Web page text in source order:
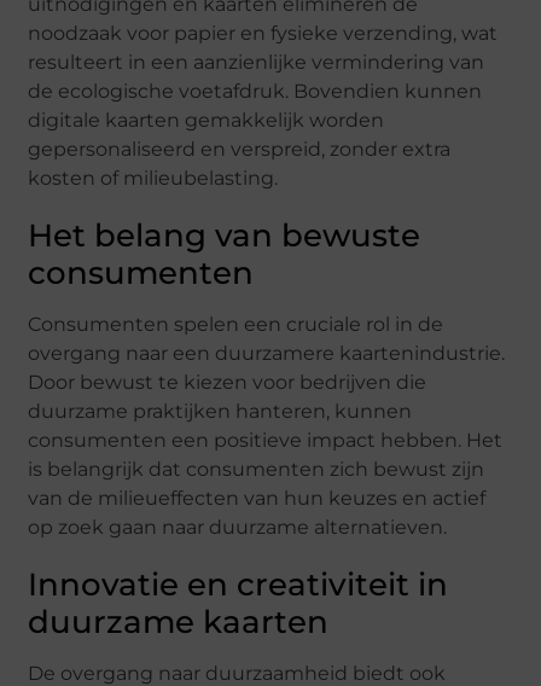
noodzaak voor papier en fysieke verzending, wat
resulteert in een aanzienlijke vermindering van
de ecologische voetafdruk. Bovendien kunnen
digitale kaarten gemakkelijk worden
gepersonaliseerd en verspreid, zonder extra
kosten of milieubelasting.
Het belang van bewuste
consumenten
Consumenten spelen een cruciale rol in de
overgang naar een duurzamere kaartenindustrie.
Door bewust te kiezen voor bedrijven die
duurzame praktijken hanteren, kunnen
consumenten een positieve impact hebben. Het
is belangrijk dat consumenten zich bewust zijn
van de milieueffecten van hun keuzes en actief
op zoek gaan naar duurzame alternatieven.
Innovatie en creativiteit in
duurzame kaarten
De overgang naar duurzaamheid biedt ook